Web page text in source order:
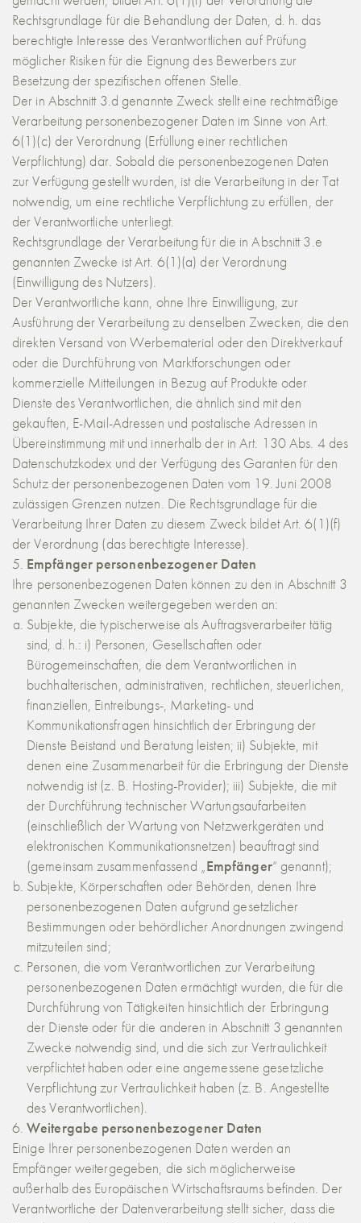
Rechtsgrundlage für die Behandlung der Daten, d. h. das
berechtigte Interesse des Verantwortlichen auf Prüfung
möglicher Risiken für die Eignung des Bewerbers zur
Besetzung der spezifischen offenen Stelle.
Der in Abschnitt 3.d genannte Zweck stellt eine rechtmäßige
Verarbeitung personenbezogener Daten im Sinne von Art.
6(1)(c) der Verordnung (Erfüllung einer rechtlichen
Verpflichtung) dar. Sobald die personenbezogenen Daten
zur Verfügung gestellt wurden, ist die Verarbeitung in der Tat
notwendig, um eine rechtliche Verpflichtung zu erfüllen, der
der Verantwortliche unterliegt.
Rechtsgrundlage der Verarbeitung für die in Abschnitt 3.e
genannten Zwecke ist Art. 6(1)(a) der Verordnung
(Einwilligung des Nutzers).
Der Verantwortliche kann, ohne Ihre Einwilligung, zur
Ausführung der Verarbeitung zu denselben Zwecken, die den
direkten Versand von Werbematerial oder den Direktverkauf
oder die Durchführung von Marktforschungen oder
kommerzielle Mitteilungen in Bezug auf Produkte oder
Dienste des Verantwortlichen, die ähnlich sind mit den
gekauften, E-Mail-Adressen und postalische Adressen in
Übereinstimmung mit und innerhalb der in Art. 130 Abs. 4 des
Datenschutzkodex und der Verfügung des Garanten für den
Schutz der personenbezogenen Daten vom 19. Juni 2008
zulässigen Grenzen nutzen. Die Rechtsgrundlage für die
Verarbeitung Ihrer Daten zu diesem Zweck bildet Art. 6(1)(f)
der Verordnung (das berechtigte Interesse).
Empfänger personenbezogener Daten
Ihre personenbezogenen Daten können zu den in Abschnitt 3
genannten Zwecken weitergegeben werden an:
Subjekte, die typischerweise als Auftragsverarbeiter tätig
sind, d. h.: i) Personen, Gesellschaften oder
Bürogemeinschaften, die dem Verantwortlichen in
buchhalterischen, administrativen, rechtlichen, steuerlichen,
finanziellen, Eintreibungs-, Marketing- und
Kommunikationsfragen hinsichtlich der Erbringung der
Dienste Beistand und Beratung leisten; ii) Subjekte, mit
denen eine Zusammenarbeit für die Erbringung der Dienste
notwendig ist (z. B. Hosting-Provider); iii) Subjekte, die mit
der Durchführung technischer Wartungsaufarbeiten
(einschließlich der Wartung von Netzwerkgeräten und
elektronischen Kommunikationsnetzen) beauftragt sind
(gemeinsam zusammenfassend „Empfänger“ genannt);
Subjekte, Körperschaften oder Behörden, denen Ihre
personenbezogenen Daten aufgrund gesetzlicher
Bestimmungen oder behördlicher Anordnungen zwingend
mitzuteilen sind;
Personen, die vom Verantwortlichen zur Verarbeitung
personenbezogenen Daten ermächtigt wurden, die für die
Durchführung von Tätigkeiten hinsichtlich der Erbringung
der Dienste oder für die anderen in Abschnitt 3 genannten
Zwecke notwendig sind, und die sich zur Vertraulichkeit
verpflichtet haben oder eine angemessene gesetzliche
Verpflichtung zur Vertraulichkeit haben (z. B. Angestellte
des Verantwortlichen).
Weitergabe personenbezogener Daten
Einige Ihrer personenbezogenen Daten werden an
Empfänger weitergegeben, die sich möglicherweise
außerhalb des Europäischen Wirtschaftsraums befinden. Der
Verantwortliche der Datenverarbeitung stellt sicher, dass die